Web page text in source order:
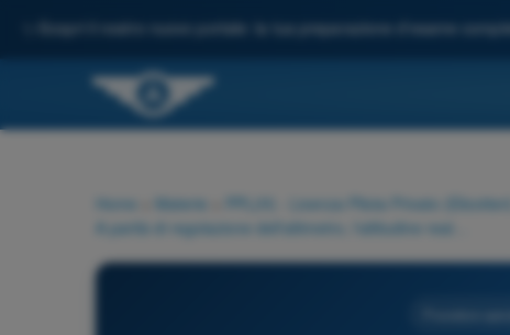
Scopri il nostro nuovo portale: la tua preparazione d'esame
Home Materie PPL(H) - Licenza Pilota Privato (Elicotteri)